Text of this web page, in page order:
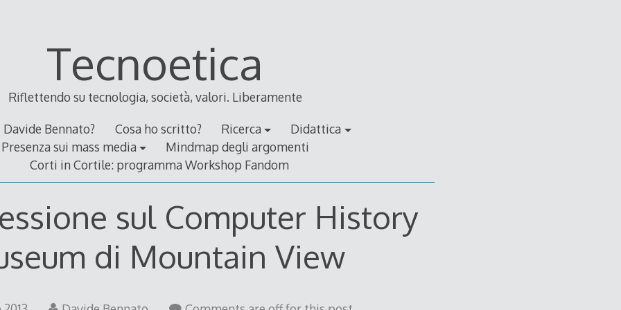
Tecnoetica
Riflettendo su tecnologia, società, valori. Liberamente
Davide Bennato? Cosa ho scritto? Ricerca
Didattica
Presenza sui mass media
Mindmap degli argomenti
Corti in Cortile: programma Workshop Fandom
sul Computer History
di Mountain View